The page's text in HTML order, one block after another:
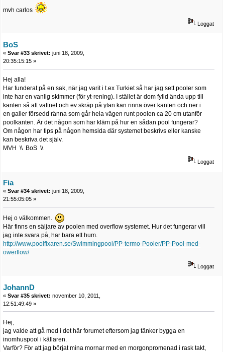
mvh carlos
Loggat
BoS
« Svar #33 skrivet: juni 18, 2009,
20:35:15:15 »
Hej alla!
Har funderat på en sak, när jag varit i t.ex Turkiet så har jag sett pooler som
inte har en vanlig skimmer (för yt-rening). I stället är dom fylld ända upp till
kanten så att vattnet och ev skräp på ytan kan rinna över kanten och ner i
en galler försedd ränna som går hela vägen runt poolen ca 20 cm utanför
poolkanten. Är det någon som har kläm på hur en sådan pool fungerar?
Om någon har tips på någon hemsida där systemet beskrivs eller kanske
kan beskriva det själv.
MVH \\ BoS \\
Loggat
Fia
« Svar #34 skrivet: juni 18, 2009,
21:55:05:05 »
Hej o välkommen.
Här finns en säljare av poolen med overflow systemet. Hur det fungerar vill
jag inte svara på, har bara ett hum.
http://www.poolfixaren.se/Swimmingpool/PP-termo-Pooler/PP-Pool-med-
owerflow/
Loggat
JohannD
« Svar #35 skrivet: november 10, 2011,
12:51:49:49 »
Hej,
jag valde att gå med i det här forumet eftersom jag tänker bygga en
inomhuspool i källaren.
Varför? För att jag börjat mina mornar med en morgonpromenad i rask takt,